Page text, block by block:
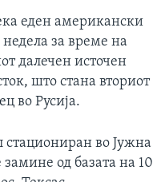
еден американски
за време на
далечен источен
што стана вториот
во Русија.
стациониран во Јужна
замине од базата на 10